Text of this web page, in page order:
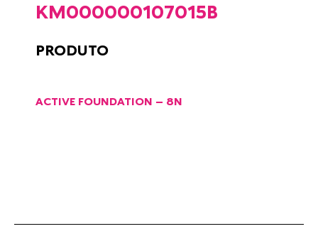
KM000000107015B
PRODUTO
ACTIVE FOUNDATION – 8N